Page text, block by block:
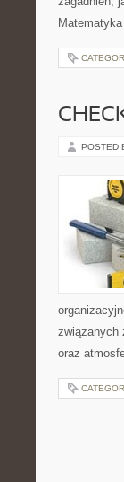
POSTED
związanych
oraz